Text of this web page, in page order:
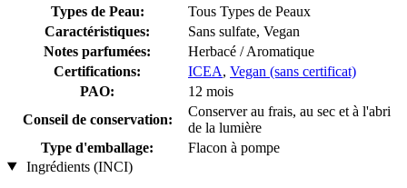
Types de Peau:
Tous Types de Peaux
Caractéristiques:
Sans sulfate, Vegan
Notes parfumées:
Herbacé / Aromatique
Certifications:
ICEA, Vegan (sans certificat)
PAO:
12 mois
Conseil de conservation:
Conserver au frais, au sec et à l'abri
de la lumière
Type d'emballage:
Flacon à pompe
Ingrédients (INCI)